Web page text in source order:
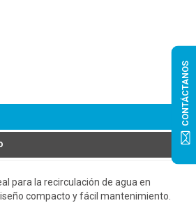
para la recirculación de agua en
compacto y fácil mantenimiento.
CONTÁCTANOS